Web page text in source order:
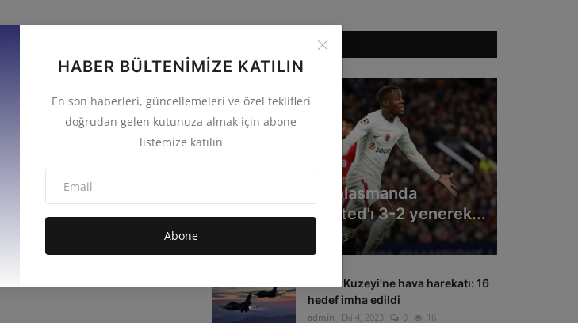
HABER BÜLTENIMIZE KATILIN
En son haberleri, güncellemeleri ve özel teklifleri
doğrudan gelen kutunuza almak için abone
listemize katılın
Abone
ÖNERILEN HABERLER
GÜNCEL
Galatasaray deplasmanda
Manchester United'ı 3-2 yenerek...
33
Irak'ın Kuzeyi'ne hava harekatı: 16
hedef imha edildi
admin Eki 4, 2023 0 16